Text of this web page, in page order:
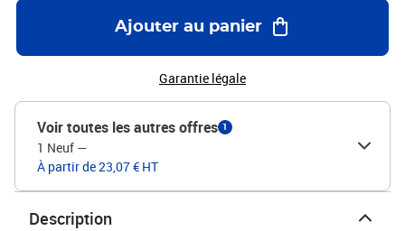
Ajouter au panier
Garantie légale
Voir toutes les autres offres 1
1 Neuf —
À partir de 23,07 € HT
Description